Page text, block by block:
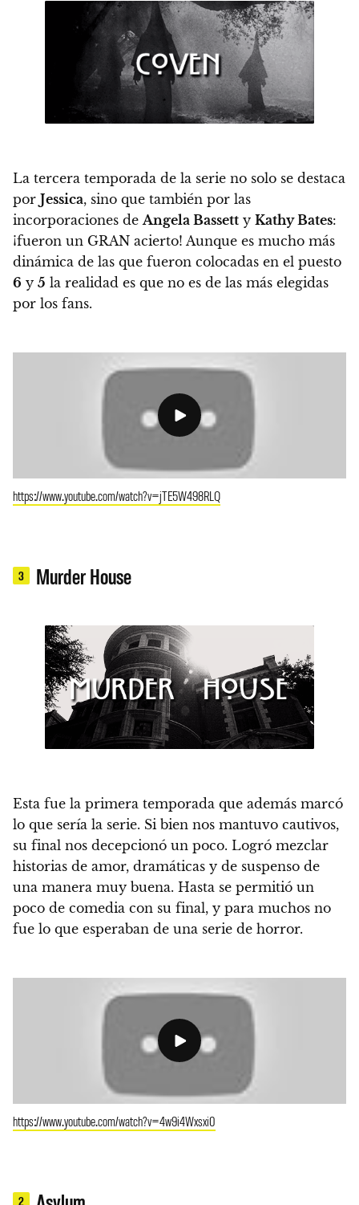
La tercera temporada de la serie no solo se destaca
por Jessica, sino que también por las
incorporaciones de Angela Bassett y Kathy Bates:
¡fueron un GRAN acierto! Aunque es mucho más
dinámica de las que fueron colocadas en el puesto
6 y 5 la realidad es que no es de las más elegidas
por los fans.
https://www.youtube.com/watch?v=jTE5W498RLQ
3 Murder House
Esta fue la primera temporada que además marcó
lo que sería la serie. Si bien nos mantuvo cautivos,
su final nos decepcionó un poco. Logró mezclar
historias de amor, dramáticas y de suspenso de
una manera muy buena. Hasta se permitió un
poco de comedia con su final, y para muchos no
fue lo que esperaban de una serie de horror.
https://www.youtube.com/watch?v=4w9i4Wxsxi0
2